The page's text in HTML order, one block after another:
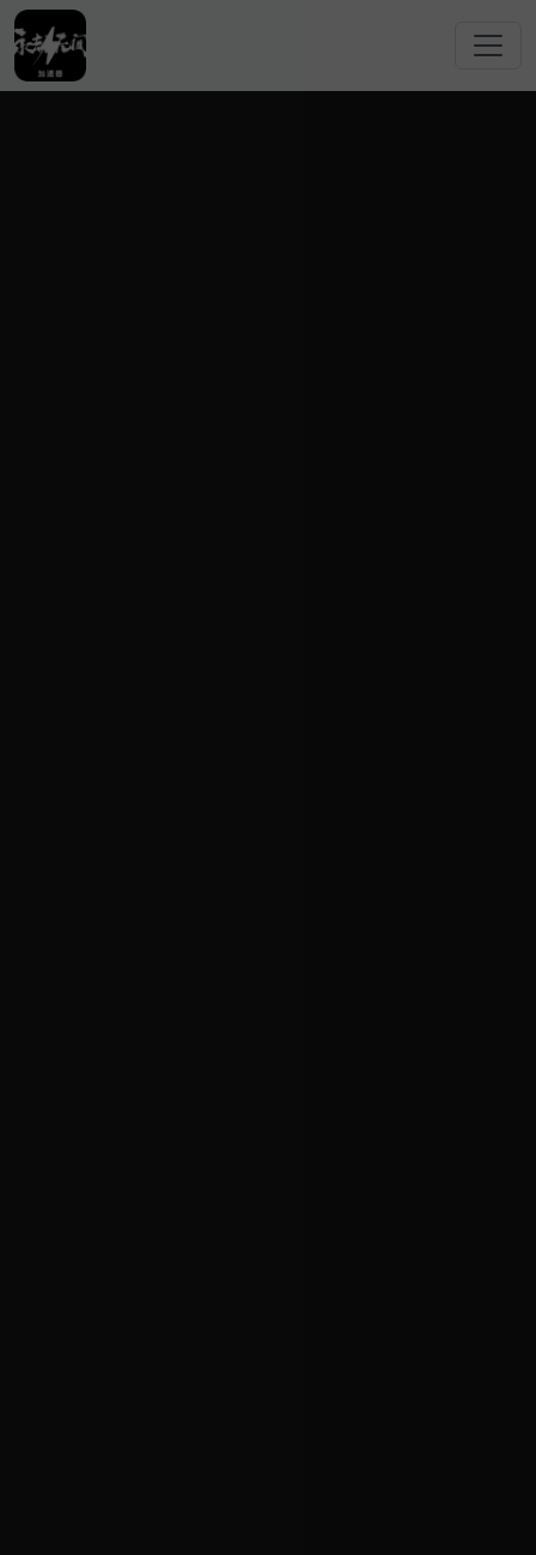
跳转到主要内容